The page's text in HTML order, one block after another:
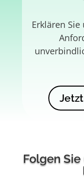
Erklären
Folgen